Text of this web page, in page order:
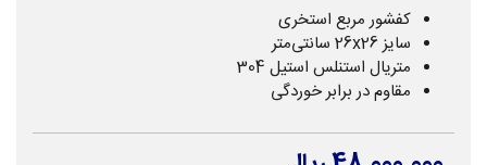
کفشور مربع استخری
سایز 26x26 سانتی‌متر
متریال استنلس استیل 304
مقاوم در برابر خوردگی